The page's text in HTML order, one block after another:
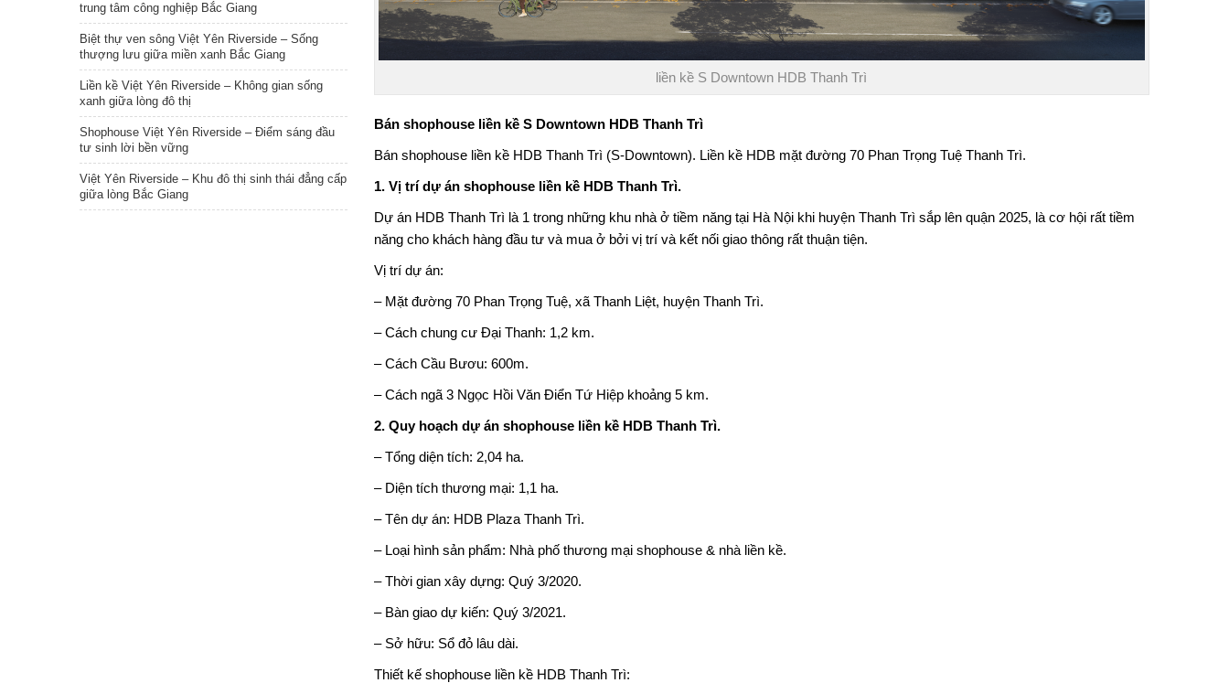
liền kề S Downtown HDB Thanh Trì
Bán shophouse liền kề S Downtown HDB Thanh Trì
Bán shophouse liền kề HDB Thanh Trì (S-Downtown). Liền kề HDB mặt đường 70 Phan Trọng Tuệ Thanh Trì.
1. Vị trí dự án shophouse liền kề HDB Thanh Trì.
Dự án HDB Thanh Trì là 1 trong những khu nhà ở tiềm năng tại Hà Nội khi huyện Thanh Trì sắp lên quận 2025, là cơ hội rất tiềm
năng cho khách hàng đầu tư và mua ở bởi vị trí và kết nối giao thông rất thuận tiện.
Vị trí dự án:
– Mặt đường 70 Phan Trọng Tuệ, xã Thanh Liệt, huyện Thanh Trì.
– Cách chung cư Đại Thanh: 1,2 km.
– Cách Cầu Bươu: 600m.
– Cách ngã 3 Ngọc Hồi Văn Điển Tứ Hiệp khoảng 5 km.
2. Quy hoạch dự án shophouse liền kề HDB Thanh Trì.
– Tổng diện tích: 2,04 ha.
– Diện tích thương mại: 1,1 ha.
– Tên dự án: HDB Plaza Thanh Trì.
– Loại hình sản phẩm: Nhà phố thương mại shophouse & nhà liền kề.
– Thời gian xây dựng: Quý 3/2020.
– Bàn giao dự kiến: Quý 3/2021.
– Sở hữu: Sổ đỏ lâu dài.
Thiết kế shophouse liền kề HDB Thanh Trì:
trung tâm công nghiệp Bắc Giang
Biệt thự ven sông Việt Yên Riverside – Sống
thượng lưu giữa miền xanh Bắc Giang
Liền kề Việt Yên Riverside – Không gian sống
xanh giữa lòng đô thị
Shophouse Việt Yên Riverside – Điểm sáng đầu
tư sinh lời bền vững
Việt Yên Riverside – Khu đô thị sinh thái đẳng cấp
giữa lòng Bắc Giang